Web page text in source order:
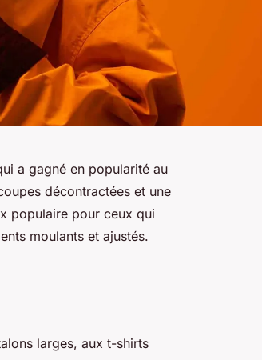
a gagné en popularité au
décontractées et une
populaire pour ceux qui
moulants et ajustés.
larges, aux t-shirts